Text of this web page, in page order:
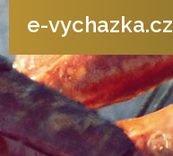
e-vychazka.cz